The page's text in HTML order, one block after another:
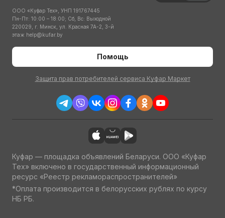
ООО «Куфар Тех», УНП 191767445
Пн-Пт: 10:00 – 18:00; Сб, Вс: Выходной
220029, г. Минск, ул. Красная 7А-2, 3-й
этаж help@kufar.by
Помощь
Защита прав потребителей сервиса Куфар Маркет
Куфар — площадка объявлений Беларуси. ООО «Куфар
Тех» включено в государственный информационный
ресурс «Реестр рекламораспространителей»
*Оплата производится в белорусских рублях по курсу
НБ РБ.